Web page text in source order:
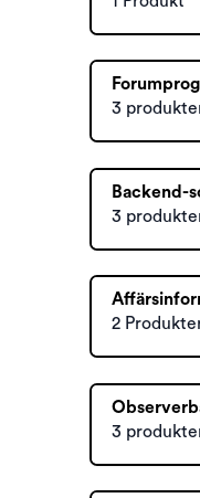
3
Backend-
3
2
3